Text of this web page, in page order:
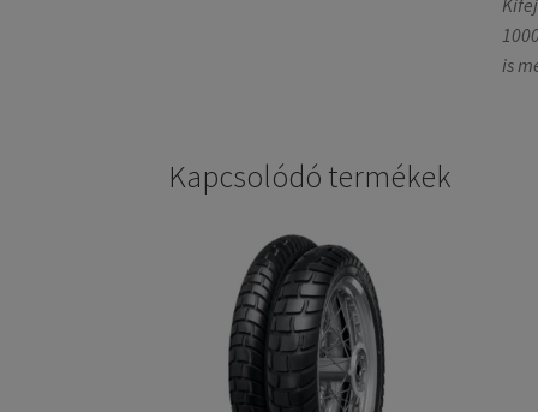
is
Kapcsolódó termékek